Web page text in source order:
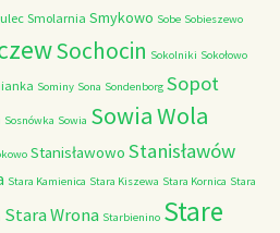
Smolarnia Smykowo Sobe Sobieszewo
Sochocin Sokolniki Sokołowo
Sominy Sona Sondenborg Sopot
Sosnówka Sowia Sowia Wola
Stanisławowo Stanisławów
Stara Kamienica Stara Kiszewa Stara Kornica Stara
Stara Wrona Starbienino Stare